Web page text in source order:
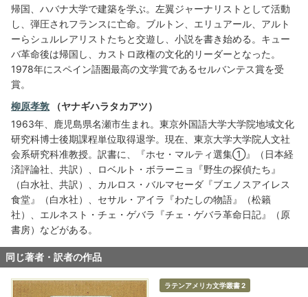
帰国、ハバナ大学で建築を学ぶ。左翼ジャーナリストとして活動
し、弾圧されフランスに亡命。ブルトン、エリュアール、アルト
ーらシュルレアリストたちと交遊し、小説を書き始める。キュー
バ革命後は帰国し、カストロ政権の文化的リーダーとなった。
1978年にスペイン語圏最高の文学賞であるセルバンテス賞を受
賞。
柳原孝敦 （ヤナギハラタカアツ）
1963年、鹿児島県名瀬市生まれ。東京外国語大学大学院地域文化
研究科博士後期課程単位取得退学。現在、東京大学大学院人文社
会系研究科准教授。訳書に、『ホセ・マルティ選集①』（日本経
済評論社、共訳）、ロベルト・ボラーニョ『野生の探偵たち』
（白水社、共訳）、カルロス・バルマセーダ『ブエノスアイレス
食堂』（白水社）、セサル・アイラ『わたしの物語』（松籟
社）、エルネスト・チェ・ゲバラ『チェ・ゲバラ革命日記』（原
書房）などがある。
同じ著者・訳者の作品
ラテンアメリカ文学叢書 2